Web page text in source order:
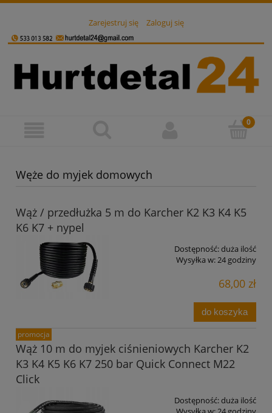
Zarejestruj się Zaloguj się
Węże do myjek domowych
Wąż / przedłużka 5 m do Karcher K2 K3 K4 K5
K6 K7 + nypel
Dostępność:duża ilość
Wysyłka w:24 godziny
68,00 zł
do koszyka
Wąż 10 m do myjek ciśnieniowych Karcher K2
K3 K4 K5 K6 K7 250 bar Quick Connect M22
Click
Dostępność:duża ilość
promocja